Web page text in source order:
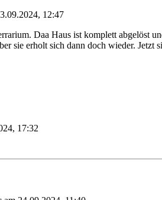
12:47
Daa Haus ist komplett abgelöst
sie erholt sich dann doch wieder. Jetzt
17:32